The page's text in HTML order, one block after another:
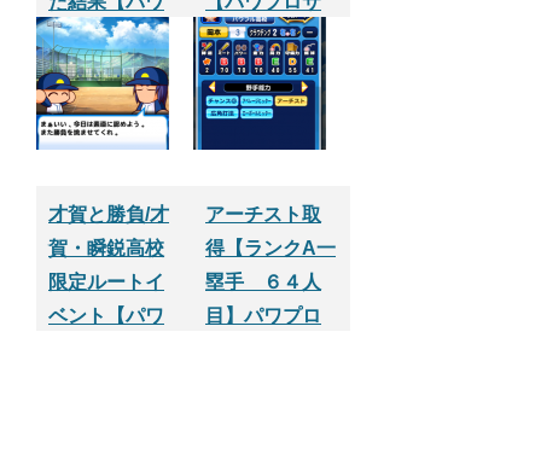
プロサクセス
アプリ】
クセスアプ
リ】
才賀と勝負/才
賀・瞬鋭高校
限定ルートイ
ベント【パワ
アーチスト取
得【ランクA一
塁手 ６４人
目】パワプロ